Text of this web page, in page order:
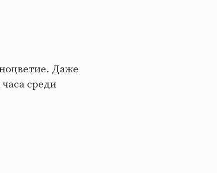
Даже
среди